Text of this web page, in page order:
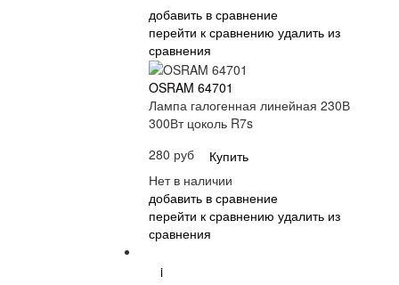
добавить в сравнение
перейти к сравнению удалить из
сравнения
OSRAM 64701
Лампа галогенная линейная 230В
300Вт цоколь R7s
280 руб
Купить
Нет в наличии
добавить в сравнение
перейти к сравнению удалить из
сравнения
i